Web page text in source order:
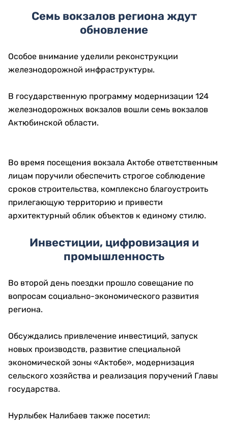
Эмба – Шалкар, Кандыагаш – Шалкар, трассы через
село имени Темирбека Жургенова в направлении
пропуска «Алимбет».
Семь вокзалов региона ждут
Особое внимание уделили реконструкции
железнодорожной инфраструктуры.
В государственную программу модернизации 124
железнодорожных вокзалов вошли семь вокзалов
Актюбинской области.